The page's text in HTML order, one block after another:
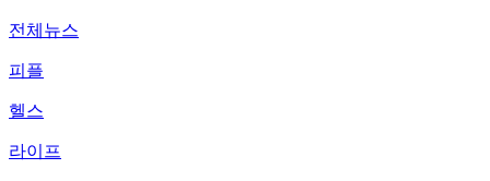
전체뉴스
피플
헬스
라이프